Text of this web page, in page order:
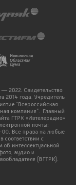
2022. Свидетельство
2014 года. Учредитель
"Всероссийская
компания". Главный
ГТРК «Ивтелерадио»
почты:
00 . Все права на любые
с
интеллектуальной
аудио и
(ВГТРК).